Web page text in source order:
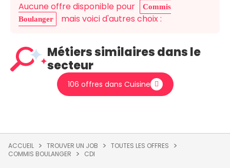
Aucune offre disponible pour
Commis
Boulanger
mais voici d'autres choix :
Métiers similaires dans le
secteur
106 offres dans Cuisine
ACCUEIL TROUVER UN JOB
TOUTES LES OFFRES
COMMIS BOULANGER
CDI